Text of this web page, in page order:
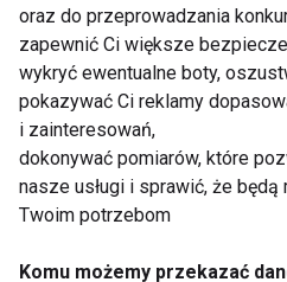
Fundacja Medicover z
inicjatywą FitSchool w
Gdańsku -
nowoczesne
aktywność wśród
oraz do przeprowadzania
zapewnić Ci większe
wykryć ewentualne boty,
pokazywać Ci reklamy
i zainteresowań,
dokonywać pomiarów, które
nasze usługi i sprawić, że
Twoim potrzebom
Komu możemy przekazać